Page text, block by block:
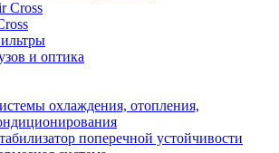
и оптика
охлаждения, отопления,
поперечной устойчивости